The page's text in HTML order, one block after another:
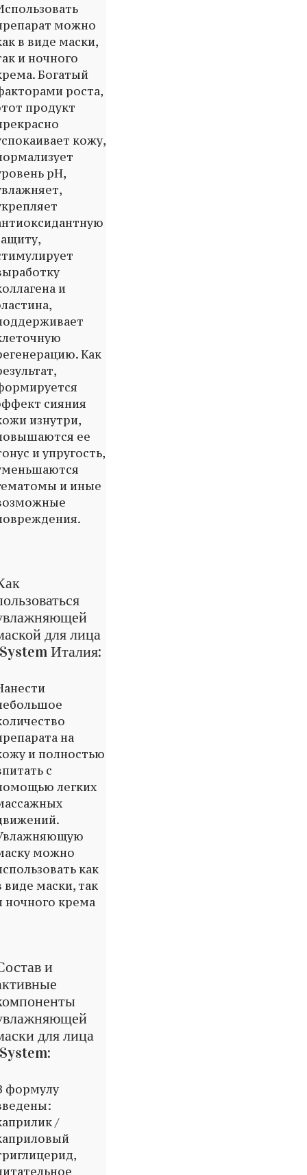
можно
в виде маски,
и ночного
Богатый
роста,
продукт
кожу,
pH,
и
Как
сияния
изнутри,
ее
и упругость,
и иные
для лица
Италия:
на
и полностью
с
легких
можно
как
виде маски, так
ночного крема
и
для лица
формулу
/